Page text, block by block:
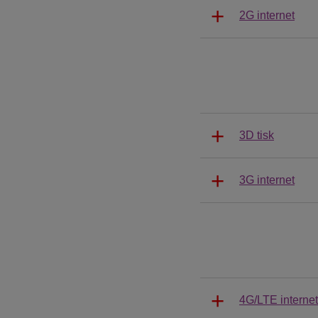
2G internet
3D tisk
3G internet
4G/LTE internet